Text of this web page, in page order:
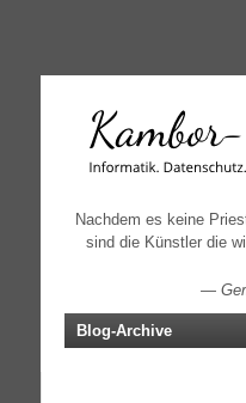
↓
CONTENT
Nachdem es keine
sind die Künstler die
—
Blog-Archive